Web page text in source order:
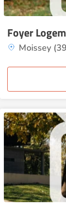
Foyer
Moissey